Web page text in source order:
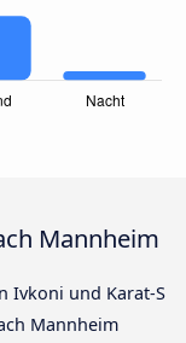
Mannheim
Ivkoni und Karat-S
Mannheim